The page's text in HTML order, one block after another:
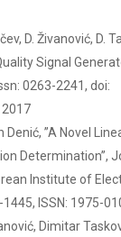
D. Živanović, D.
Signal
0263-2241, doi:
Denić, ”A Novel
Determination”,
Institute of
ISSN: 1975-
Dimitar